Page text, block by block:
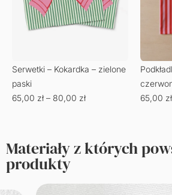
Serwetki – Kokardka – zielone
paski
65,00 zł – 80,00 zł
65,00 zł
Materiały z których
produkty